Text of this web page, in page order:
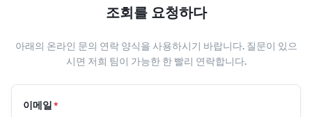
조회를 요청하다
아래의 온라인 문의 연락 양식을 사용하시기 바랍니다. 질문이 있으
시면 저희 팀이 가능한 한 빨리 연락합니다.
이메일*